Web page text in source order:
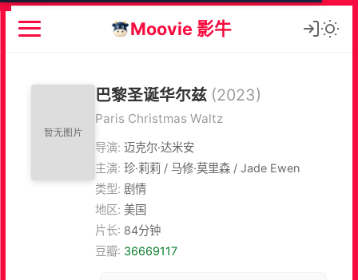
Moovie 影牛
巴黎圣诞华尔兹 (2023)
Paris Christmas Waltz
导演: 迈克尔·达米安
主演: 珍·莉莉 / 马修·莫里森 / Jade Ewen
类型: 剧情
地区: 美国
片长: 84分钟
豆瓣: 36669117